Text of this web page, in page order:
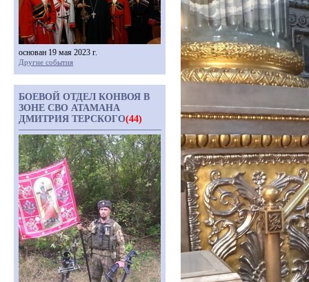
основан 19 мая 2023 г.
Другие события
БОЕВОЙ ОТДЕЛ КОНВОЯ В
ЗОНЕ СВО АТАМАНА
ДМИТРИЯ ТЕРСКОГО(44)